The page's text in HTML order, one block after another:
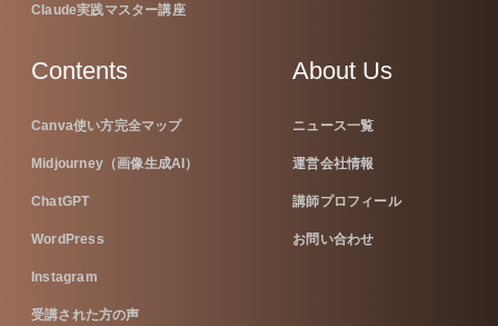
Claude実践マスター講座
Contents
Canva使い方完全マップ
Midjourney（画像生成AI）
ChatGPT
WordPress
Instagram
受講された方の声
About Us
ニュース一覧
運営会社情報
講師プロフィール
お問い合わせ